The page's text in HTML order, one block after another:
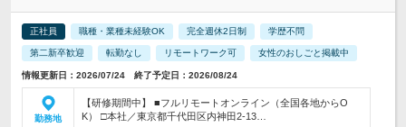
正社員 職種・業種未経験OK 完全週休2日制 学歴不問
第二新卒歓迎 転勤なし リモートワーク可 女性のおしごと掲載中
情報更新日：2026/07/24 終了予定日：2026/08/24
勤務地
【研修期間中】 ■フルリモートオンライン（全国各地からO
K） □本社／東京都千代田区内神田2-13…